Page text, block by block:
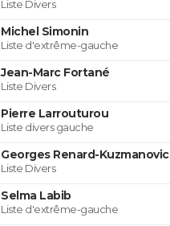
Liste Divers
Michel Simonin
Liste d'extrême-gauche
Jean-Marc Fortané
Liste Divers
Pierre Larrouturou
Liste divers gauche
Georges Renard-Kuzmanovic
Liste Divers
Selma Labib
Liste d'extrême-gauche